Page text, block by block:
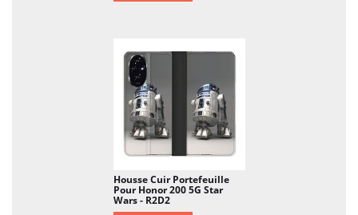
Housse Cuir Portefeuille
Pour Honor 200 5G Star
Wars - R2D2